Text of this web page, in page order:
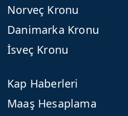
Norveç Kronu
Danimarka Kronu
İsveç Kronu
Kap Haberleri
Maaş Hesaplama